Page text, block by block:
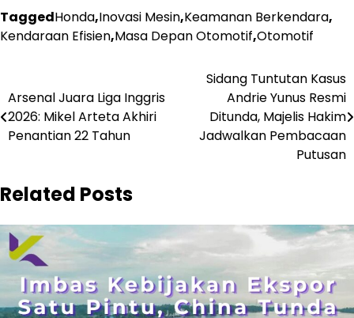
TaggedHonda,Inovasi Mesin,Keamanan Berkendara,
Kendaraan Efisien,Masa Depan Otomotif,Otomotif
pos
Arsenal Juara Liga Inggris
2026: Mikel Arteta Akhiri
Penantian 22 Tahun
Sidang Tuntutan Kasus
Andrie Yunus Resmi
Ditunda, Majelis Hakim
Jadwalkan Pembacaan
Putusan
Related Posts